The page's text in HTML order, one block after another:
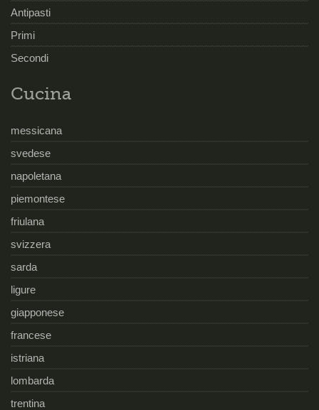
Antipasti
Primi
Secondi
Cucina
messicana
svedese
napoletana
piemontese
friulana
svizzera
sarda
ligure
giapponese
francese
istriana
lombarda
trentina